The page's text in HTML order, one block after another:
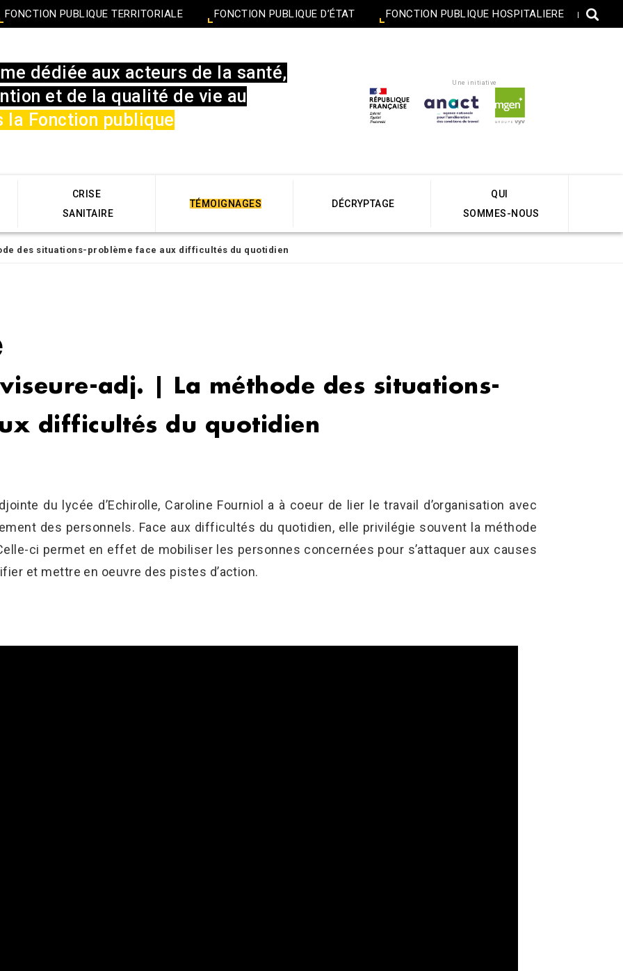
FONCTION PUBLIQUE TERRITORIALE FONCTION PUBLIQUE D’ÉTAT FONCTION PUBLIQUE HOSPITALIERE
dédiée aux acteurs de la santé,
et de la qualité de vie au
la Fonction publique
Une initiative
CRISE
SANITAIRE
TÉMOIGNAGES DÉCRYPTAGE
QUI
SOMMES-NOUS
des situations-problème face aux difficultés du quotidien
adj. | La méthode des situations-
difficultés du quotidien
du lycée d’Echirolle, Caroline Fourniol a à coeur de lier le travail d’organisation avec
des personnels. Face aux difficultés du quotidien, elle privilégie souvent la méthode
ci permet en effet de mobiliser les personnes concernées pour s’attaquer aux causes
et mettre en oeuvre des pistes d’action.